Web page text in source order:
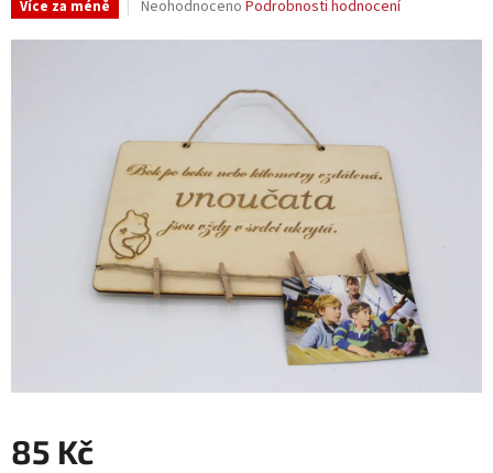
Více za méně
Průměrné
produktu
hvězdiček.
Neohodnoceno Podrobnosti hodnocení
85 Kč